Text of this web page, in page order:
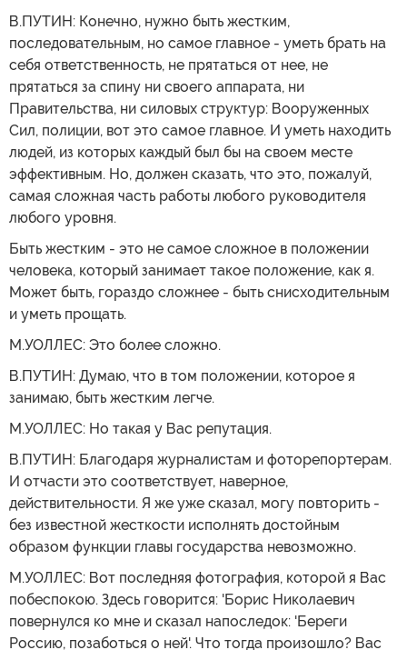
В.ПУТИН: Конечно, нужно быть жестким,
последовательным, но самое главное - уметь брать на
себя ответственность, не прятаться от нее, не
прятаться за спину ни своего аппарата, ни
Правительства, ни силовых структур: Вооруженных
Сил, полиции, вот это самое главное. И уметь находить
людей, из которых каждый был бы на своем месте
эффективным. Но, должен сказать, что это, пожалуй,
самая сложная часть работы любого руководителя
любого уровня.
Быть жестким - это не самое сложное в положении
человека, который занимает такое положение, как я.
Может быть, гораздо сложнее - быть снисходительным
и уметь прощать.
М.УОЛЛЕС: Это более сложно.
В.ПУТИН: Думаю, что в том положении, которое я
занимаю, быть жестким легче.
М.УОЛЛЕС: Но такая у Вас репутация.
В.ПУТИН: Благодаря журналистам и фоторепортерам.
И отчасти это соответствует, наверное,
действительности. Я же уже сказал, могу повторить -
без известной жесткости исполнять достойным
образом функции главы государства невозможно.
М.УОЛЛЕС: Вот последняя фотография, которой я Вас
побеспокою. Здесь говорится: 'Борис Николаевич
повернулся ко мне и сказал напоследок: 'Береги
Россию, позаботься о ней'. Что тогда произошло? Вас